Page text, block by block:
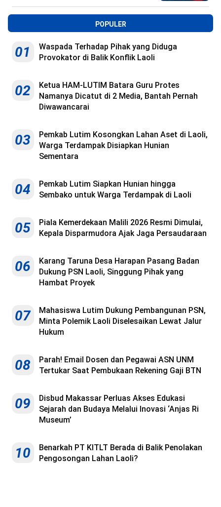
POPULER
01
Waspada Terhadap Pihak yang Diduga
Provokator di Balik Konflik Laoli
02
Ketua HAM-LUTIM Batara Guru Protes
Namanya Dicatut di 2 Media, Bantah Pernah
Diwawancarai
03
Pemkab Lutim Kosongkan Lahan Aset di Laoli,
Warga Terdampak Disiapkan Hunian
Sementara
04
Pemkab Lutim Siapkan Hunian hingga
Sembako untuk Warga Terdampak di Laoli
05
Piala Kemerdekaan Malili 2026 Resmi Dimulai,
Kepala Disparmudora Ajak Jaga Persaudaraan
06
Karang Taruna Desa Harapan Pasang Badan
Dukung PSN Laoli, Singgung Pihak yang
Hambat Proyek
07
Mahasiswa Lutim Dukung Pembangunan PSN,
Minta Polemik Laoli Diselesaikan Lewat Jalur
Hukum
08
Parah! Email Dosen dan Pegawai ASN UNM
Tertukar Saat Pembukaan Rekening Gaji BTN
09
Disbud Makassar Perluas Akses Edukasi
Sejarah dan Budaya Melalui Inovasi ‘Anjas Ri
Museum’
10
Benarkah PT KITLT Berada di Balik Penolakan
Pengosongan Lahan Laoli?